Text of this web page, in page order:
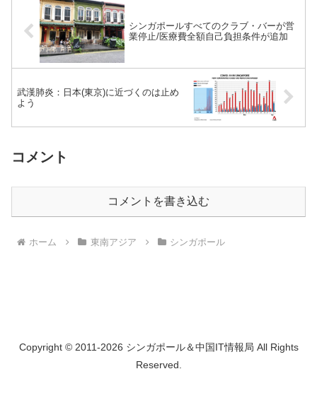
シンガポールすべてのクラブ・バーが営
業停止/医療費全額自己負担条件が追加
武漢肺炎：日本(東京)に近づくのは止め
よう
コメント
コメントを書き込む
ホーム 東南アジア シンガポール
Copyright © 2011-2026 シンガポール＆中国IT情報局 All Rights
Reserved.